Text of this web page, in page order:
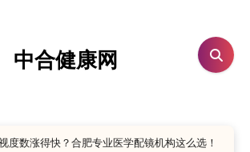
中合健康网
度数涨得快？合肥专业医学配镜机构这么选！